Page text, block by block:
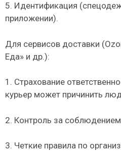
5. Идентификация
приложении).
Для сервисов доставки
Еда» и др.):
1. Страхование
курьер может причинить
2. Контроль за
3. Четкие правила по